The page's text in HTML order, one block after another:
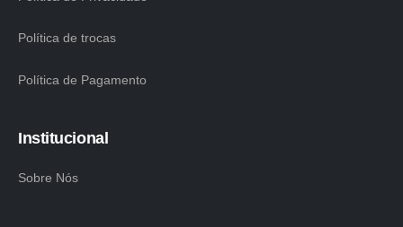
Política de trocas
Política de Pagamento
Institucional
Sobre Nós